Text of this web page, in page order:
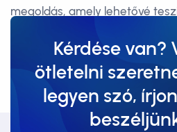
megoldás, amely lehetővé
mobil eszközeit, miközben
rugalmasabb munkavégzést
számára.
Kérdése van?
ötletelni
legyen szó,